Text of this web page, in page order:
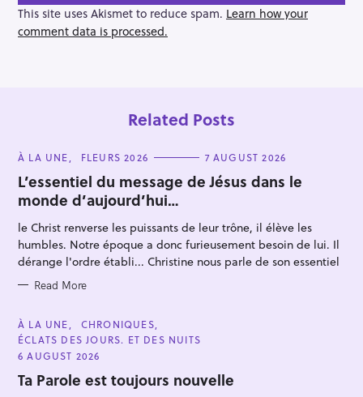
o
n
This site uses Akismet to reduce spam. Learn how your
comment data is processed.
Related Posts
C
T
E
G
O
R
I
E
S
À LA UNE FLEURS 2026 7 AUGUST 2026
L’essentiel du message de Jésus dans le
monde d’aujourd’hui…
le Christ renverse les puissants de leur trône, il élève les
humbles. Notre époque a donc furieusement besoin de lui. Il
dérange l'ordre établi... Christine nous parle de son essentiel
Read More
C
A
T
E
O
R
À LA UNE
CHRONIQUES
ÉCLATS DES JOURS. ET DES NUITS
6 AUGUST 2026
Ta Parole est toujours nouvelle